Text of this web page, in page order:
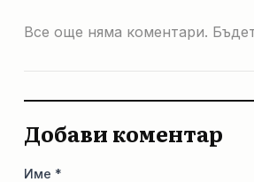
Все още няма коментари.
Добави коментар
Име *